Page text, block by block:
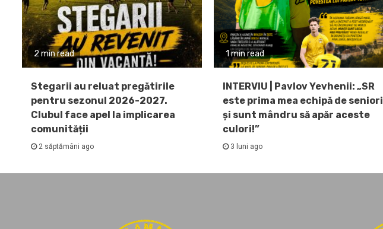
2 min read
Stegarii au reluat pregătirile
pentru sezonul 2026-2027.
Clubul face apel la implicarea
comunității
2 săptămâni ago
1 min read
INTERVIU | Pavlov Yevhenii: „SR
este prima mea echipă de seniori
și sunt mândru să apăr aceste
culori!”
3 luni ago